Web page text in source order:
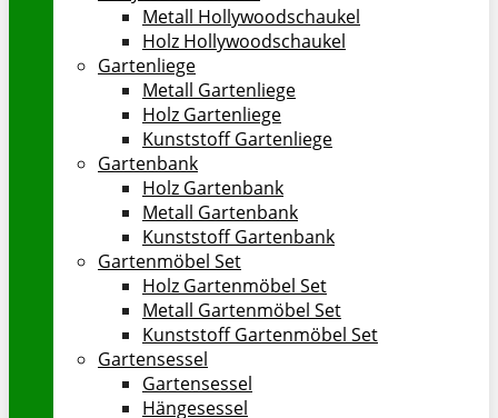
Metall Hollywoodschaukel
Holz Hollywoodschaukel
Gartenliege
Metall Gartenliege
Holz Gartenliege
Kunststoff Gartenliege
Gartenbank
Holz Gartenbank
Metall Gartenbank
Kunststoff Gartenbank
Gartenmöbel Set
Holz Gartenmöbel Set
Metall Gartenmöbel Set
Kunststoff Gartenmöbel Set
Gartensessel
Gartensessel
Hängesessel